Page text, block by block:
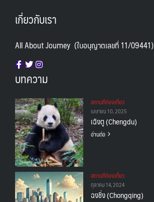
เกี่ยวกับเรา
All About Journey (ใบอนุญาตเลขที่ 11/09441)
บทความ
สถานทีท่องเที่ยว
เมษายน 10, 2025
เฉิงตู (Chengdu)
อ่านต่อ
สถานทีท่องเที่ยว
ตุลาคม 14, 2024
ฉงชิ่ง (Chongqing)